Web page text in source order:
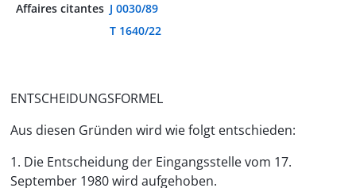
Affaires citantes J 0030/89
T 1640/22
ENTSCHEIDUNGSFORMEL
Aus diesen Gründen wird wie folgt entschieden:
1. Die Entscheidung der Eingangsstelle vom 17.
September 1980 wird aufgehoben.